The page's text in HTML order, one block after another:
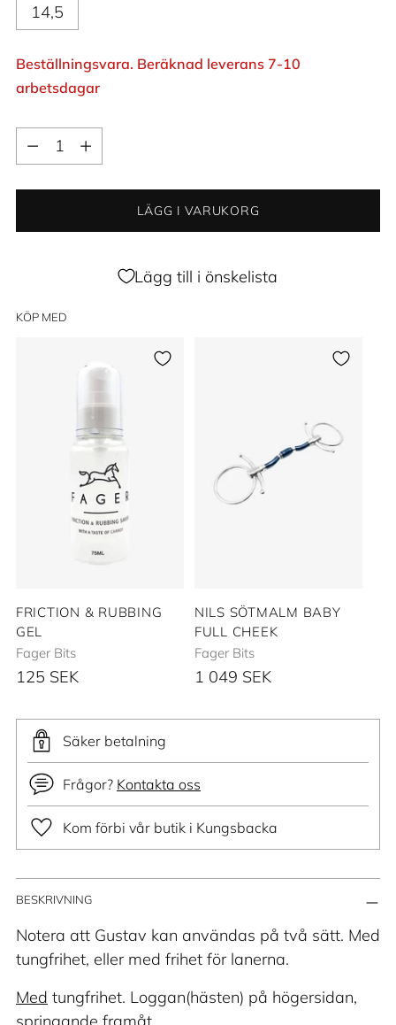
14,5
Beställningsvara. Beräknad leverans 7-10
arbetsdagar
Kvantitet
Kvantitet
LÄGG I VARUKORG
Lägg till i önskelista
KÖP MED
FRICTION & RUBBING
GEL
Fager Bits
125 SEK
NILS SÖTMALM BABY
FULL CHEEK
Fager Bits
1 049 SEK
Säker betalning
Frågor? Kontakta oss
Kom förbi vår butik i Kungsbacka
Lägger
till
produkt
i
varukorg
BESKRIVNING
Notera att Gustav kan användas på två sätt. Med
tungfrihet, eller med frihet för lanerna.
Med tungfrihet. Loggan(hästen) på högersidan,